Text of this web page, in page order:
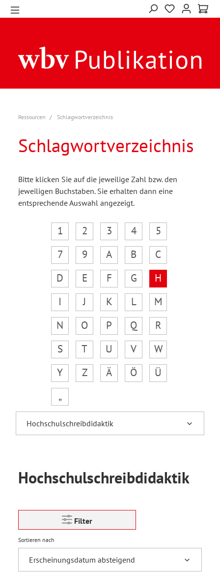
Ressourcen Schlagwortverzeichnis
Schlagwortverzeichnis
Bitte klicken Sie auf die jeweilige Zahl bzw. den
jeweiligen Buchstaben. Sie erhalten dann eine
entsprechende Auswahl angezeigt.
1 2 3 4
5
7
9 A B
C
D
E F G
H
I
J K L
M
N
O P Q
R
S
T U V
W
Y
Z Ä Ö
Ü
„
Hochschulschreibdidaktik
Filter
Sortieren nach